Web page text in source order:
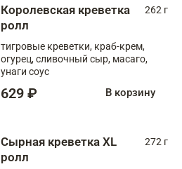
Королевская креветка
ролл
262 г
тигровые креветки, краб-крем,
огурец, сливочный сыр, масаго,
унаги соус
629 ₽ В корзину
Сырная креветка XL
ролл
272 г